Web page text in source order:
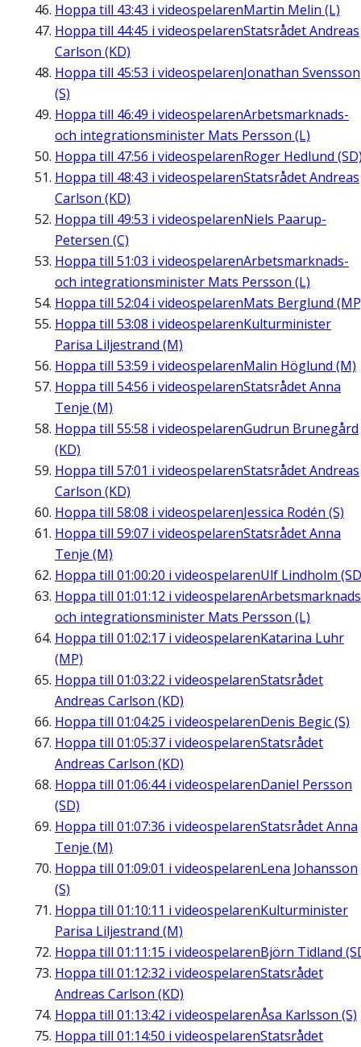
Hoppa till 43:43 i videospelarenMartin Melin (L)
Hoppa till 44:45 i videospelarenStatsrådet Andreas
Carlson (KD)
Hoppa till 45:53 i videospelarenJonathan Svensson
(S)
Hoppa till 46:49 i videospelarenArbetsmarknads-
och integrationsminister Mats Persson (L)
Hoppa till 47:56 i videospelarenRoger Hedlund
Hoppa till 48:43 i videospelarenStatsrådet Andreas
Carlson (KD)
Hoppa till 49:53 i videospelarenNiels Paarup-
Petersen (C)
Hoppa till 51:03 i videospelarenArbetsmarknads-
och integrationsminister Mats Persson (L)
Hoppa till 52:04i videospelarenMats Berglund
Hoppa till 53:08 i videospelarenKulturminister
Parisa Liljestrand (M)
Hoppa till 53:59 i videospelarenMalin Höglund (M)
Hoppa till 54:56 i videospelarenStatsrådet Anna
Tenje (M)
Hoppa till 55:58 i videospelarenGudrun Brunegård
(KD)
Hoppa till 57:01 i videospelarenStatsrådet Andreas
Carlson (KD)
Hoppa till 58:08 i videospelarenJessica Rodén (S)
Hoppa till 59:07 i videospelarenStatsrådet Anna
Tenje (M)
Hoppa till 01:00:20 i videospelarenUlf Lindholm
Hoppa till 01:01:12 i videospelaren
och integrationsminister Mats Persson (L)
Hoppa till 01:02:17 i videospelarenKatarina Luhr
(MP)
Hoppa till 01:03:22 i videospelarenStatsrådet
Andreas Carlson (KD)
Hoppa till 01:04:25 i videospelarenDenis Begic (S)
Hoppa till 01:05:37 i videospelarenStatsrådet
Andreas Carlson (KD)
Hoppa till 01:06:44i videospelarenDaniel Persson
(SD)
Hoppa till 01:07:36 i videospelarenStatsrådet Anna
Tenje (M)
Hoppa till 01:09:01 i videospelarenLena Johansson
(S)
Hoppa till 01:10:11 i videospelarenKulturminister
Parisa Liljestrand (M)
Hoppa till 01:11:15 i videospelarenBjörn Tidland
Hoppa till 01:12:32 i videospelarenStatsrådet
Andreas Carlson (KD)
Hoppa till 01:13:42 i videospelarenÅsa Karlsson (S)
Hoppa till 01:14:50 i videospelarenStatsrådet